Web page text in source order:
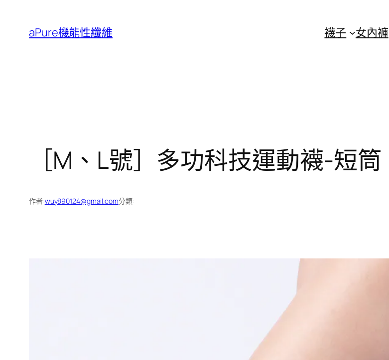
aPure機能性纖維 襪子 女內褲
［M、L號］多功科技運動襪-短筒
作者:wuy890124@gmail.com分類: